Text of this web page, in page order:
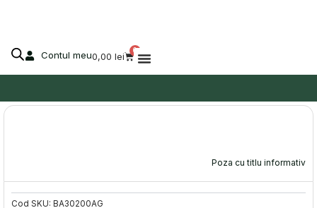
Contul meu0,00 lei
0
Cart
Poza cu titlu informativ
Cod SKU: BA30200AG